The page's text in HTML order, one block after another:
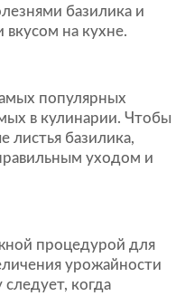
базилика и
вкусом на кухне.
популярных
в кулинарии. Чтобы
листья базилика,
уходом и
процедурой для
урожайности
когда